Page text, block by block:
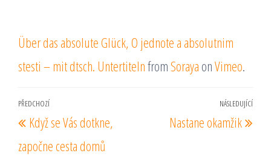
Über das absolute Glück, O jednote a absolutnim
stesti – mit dtsch. Untertitelnfrom Soraya onVimeo.
Navigace
pro
příspěvek
Předchozí
příspěvek
PŘEDCHOZÍ
Když se Vás dotkne,
započne cesta domů
NÁSLEDUJÍCÍ
Nastane okamžik